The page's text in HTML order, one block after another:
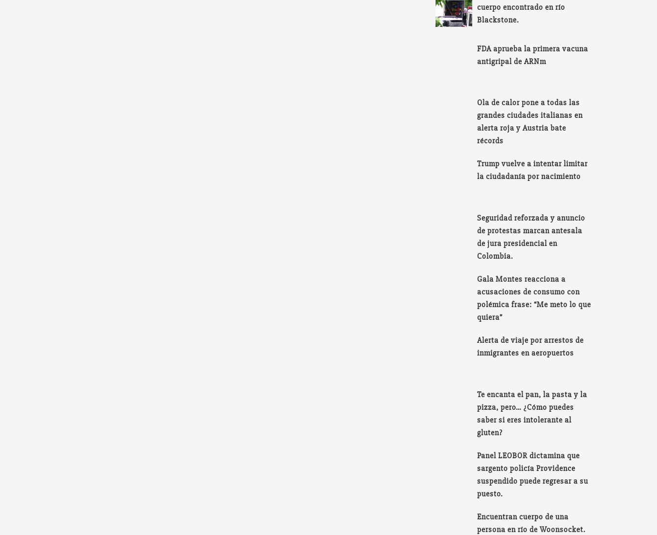
cuerpo encontrado en río
Blackstone.
FDA aprueba la primera vacuna
antigripal de ARNm
Ola de calor pone a todas las
grandes ciudades italianas en
alerta roja y Austria bate
récords
Trump vuelve a intentar limitar
la ciudadanía por nacimiento
Seguridad reforzada y anuncio
de protestas marcan antesala
de jura presidencial en
Colombia.
Gala Montes reacciona a
acusaciones de consumo con
polémica frase: “Me meto lo que
quiera”
Alerta de viaje por arrestos de
inmigrantes en aeropuertos
Te encanta el pan, la pasta y la
pizza, pero… ¿Cómo puedes
saber si eres intolerante al
gluten?
Panel LEOBOR dictamina que
sargento policía Providence
suspendido puede regresar a su
puesto.
Encuentran cuerpo de una
persona en río de Woonsocket.